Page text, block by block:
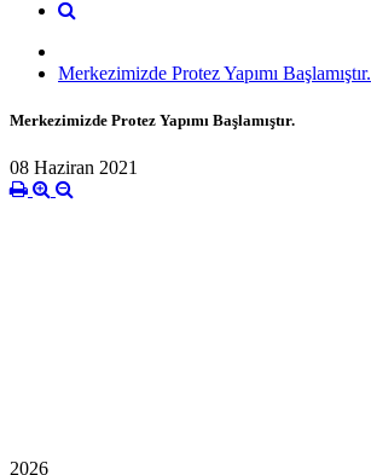
Merkezimizde Protez Yapımı Başlamıştır.
Merkezimizde Protez Yapımı Başlamıştır.
08 Haziran 2021
2026